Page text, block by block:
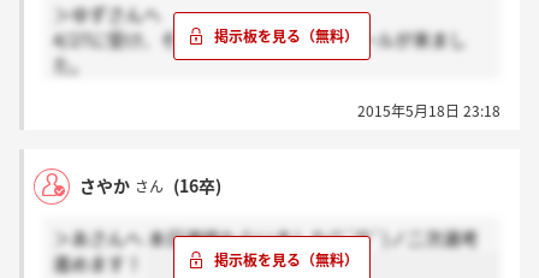
＞ゆずさんへ
4/27に受け、その日のうちに通過のメールが来まし
た。
2015年5月18日 23:18
さやか さん (16卒)
＞あさんへ 本日連絡もらいました(*´∇`)ノ二次選考
進めます！